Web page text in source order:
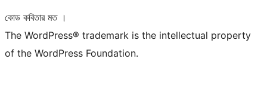
কোড কবিতার মত ।
The WordPress® trademark is the intellectual property
of the WordPress Foundation.